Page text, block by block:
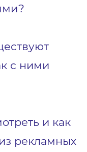
с ними
и как
рекламных